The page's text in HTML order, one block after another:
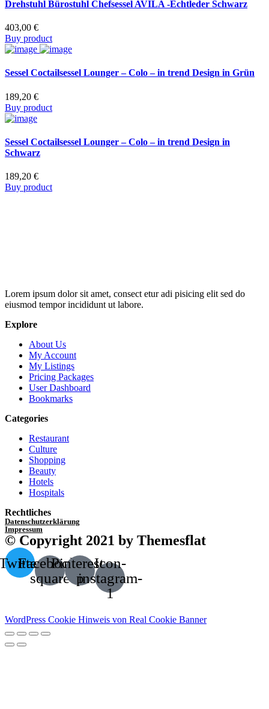
Drehstuhl Bürostuhl Chefsessel AVILA -Echtleder Schwarz
403,00 €
Buy product
Sessel Coctailsessel Lounger – Colo – in trend Design in Grün
189,20 €
Buy product
Sessel Coctailsessel Lounger – Colo – in trend Design in
Schwarz
189,20 €
Buy product
Lorem ipsum dolor sit amet, consect etur adi pisicing elit sed do
eiusmod tempor incididunt ut labore.
Explore
About Us
My Account
My Listings
Pricing Packages
User Dashboard
Bookmarks
Categories
Restaurant
Culture
Shopping
Beauty
Hotels
Hospitals
Rechtliches
Datenschutzerklärung
Impressum
© Copyright 2021 by Themesflat
Facebook-
square
Pinterest-
p
Icon-
instagram-
1
WordPress Cookie Hinweis von Real Cookie Banner